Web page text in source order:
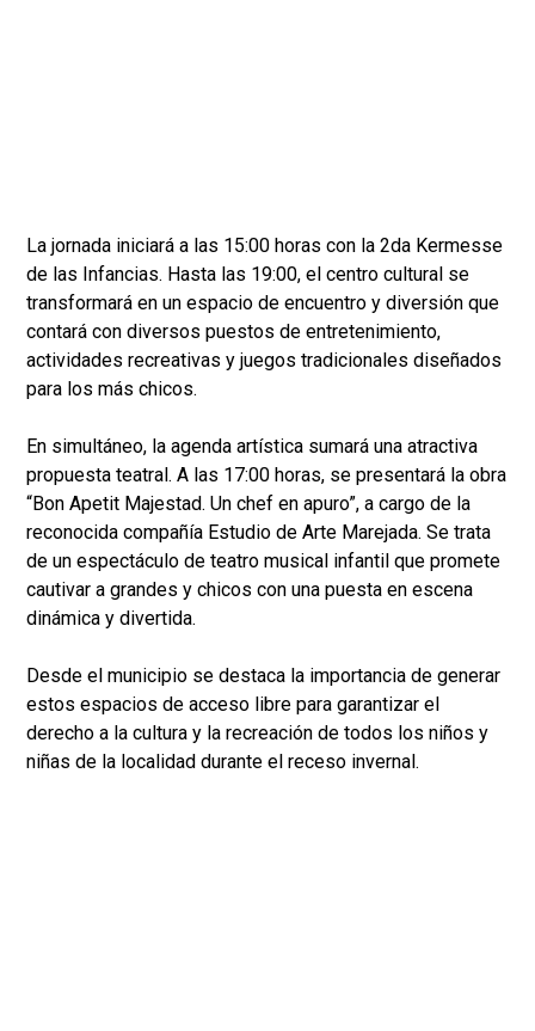
La jornada iniciará a las 15:00 horas con la 2da Kermesse
de las Infancias. Hasta las 19:00, el centro cultural se
transformará en un espacio de encuentro y diversión que
contará con diversos puestos de entretenimiento,
actividades recreativas y juegos tradicionales diseñados
para los más chicos.
En simultáneo, la agenda artística sumará una atractiva
propuesta teatral. A las 17:00 horas, se presentará la obra
“Bon Apetit Majestad. Un chef en apuro”, a cargo de la
reconocida compañía Estudio de Arte Marejada. Se trata
de un espectáculo de teatro musical infantil que promete
cautivar a grandes y chicos con una puesta en escena
dinámica y divertida.
Desde el municipio se destaca la importancia de generar
estos espacios de acceso libre para garantizar el
derecho a la cultura y la recreación de todos los niños y
niñas de la localidad durante el receso invernal.